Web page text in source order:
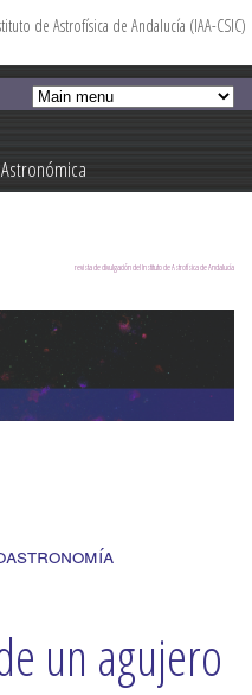
de Astrofísica de Andalucía (IAA-CSIC)
revista de divulgación del Instituto de Astrofísica de Andalucía
un agujero